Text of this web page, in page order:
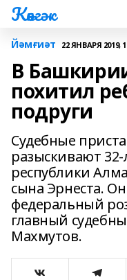
Көнгәк
Йәмғиәт 22 ЯНВАРЯ 2019,
В
похитил
подруги
Судебные
разыскивают
республики
сына Эрнеста.
федеральный
главный
Махмутов.